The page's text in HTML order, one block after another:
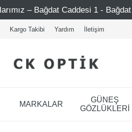
Caddesi 1 - Bağdat Caddesi 2 -
Kargo Takibi Yardım İletişim
MARKALAR
GÜNEŞ
GÖZLÜKLERİ